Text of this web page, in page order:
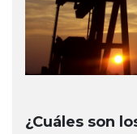
¿Cuáles son